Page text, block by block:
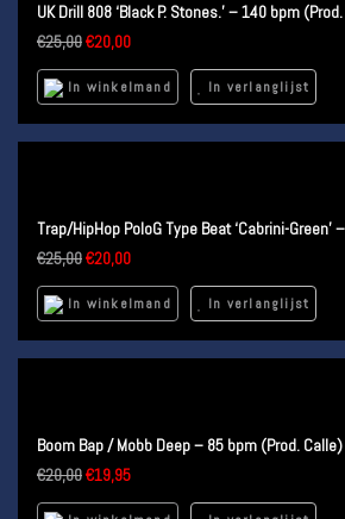
UK Drill 808 ‘Black P. Stones.’ – 140 bpm
€25,00€20,00
In winkelmand In verlanglijst
Trap/HipHop PoloG Type Beat ‘Cabrini-Green’
€25,00€20,00
In winkelmand In verlanglijst
Boom Bap / Mobb Deep – 85 bpm (Prod. Calle)
€20,00€19,95